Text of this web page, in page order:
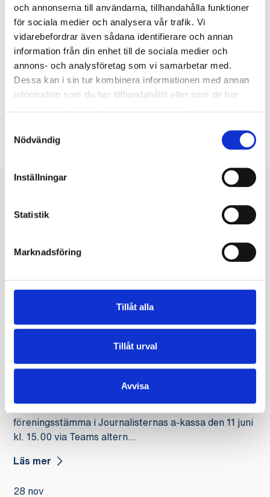
och annonserna till användarna, tillhandahålla funktioner
för sociala medier och analysera vår trafik. Vi
vidarebefordrar även sådana identifierare och annan
information från din enhet till de sociala medier och
annons- och analysföretag som vi samarbetar med.
Dessa kan i sin tur kombinera informationen med annan
information som du har tillhandahållit eller som de har
Nödvändig
Inställningar
Statistik
Marknadsföring
Tillåt alla
Tillåt urval
Avvisa
Dela nyhet
Fler nyheter
2 juni
semestern. Vi kommer därför att ha begränsade
11 maj
Dags för valmöte och ordinarie föreningsstämma
föreningsstämma i Journalisternas a-kassa den 11 juni
kl. 15.00 via Teams altern...
Läs mer
28 nov